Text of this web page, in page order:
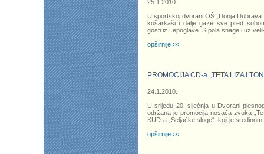
25.1.2010.
U sportskoj dvorani OŠ „Donja
košarkaši i dalje gaze sve pred
gosti iz Lepoglave. S pola snage i uz
opširnije ›››
PROMOCIJA CD-a „TETA LIZA I
24.1.2010.
U srijedu 20. siječnja u Dvorani
održana je promocija nosača zvuka
KUD-a „Seljačke sloge“ ,koji je sredinom
opširnije ›››